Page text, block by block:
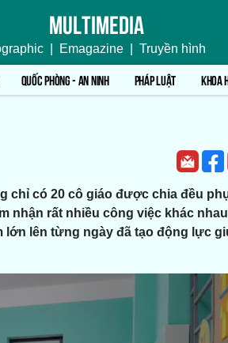
Multimedia
Emagazine Truyền hình
QUỐC PHÒNG - AN NINH PHÁP LUẬT KHOA
chỉ có 20 cô giáo được chia đều
nhận rất nhiều công việc khác
lớn lên từng ngày đã tạo động lực